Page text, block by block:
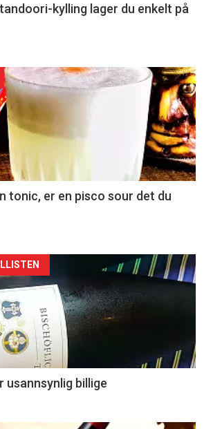
kylling lager du enkelt på
tonic, er en pisco sour det du
usannsynlig billige